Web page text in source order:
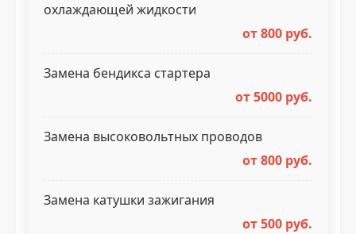
охлаждающей жидкости
от 800 руб.
Замена бендикса стартера
от 5000 руб.
Замена высоковольтных проводов
от 800 руб.
Замена катушки зажигания
от 500 руб.